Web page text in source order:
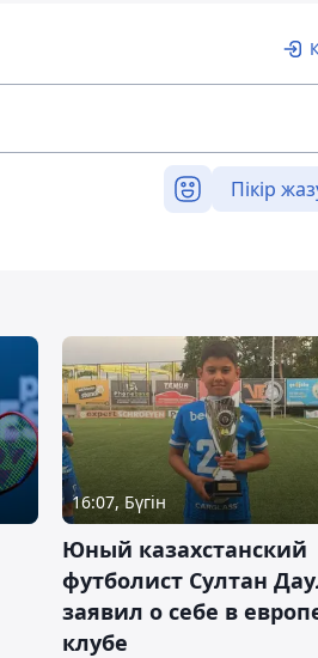
Пікір
16:07, Бүгін
Юный казахстанский
футболист Султан
заявил о себе в
клубе